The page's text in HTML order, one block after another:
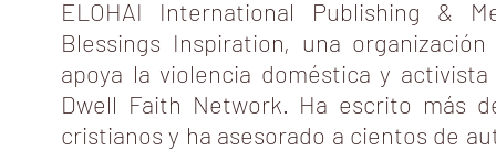
ELOHAI International Publishing &
Blessings Inspiration, una
apoya la violencia doméstica y
Dwell Faith Network. Ha escrito más
cristianos y ha asesorado a cientos de